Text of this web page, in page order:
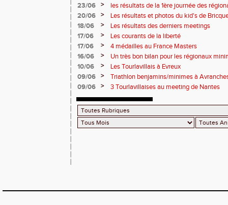
23/06
>
les résultats de la 1ère journée des
2 titres
20/06 >
Les résultats et photos du kid's de
18/06
>
Les résultats des derniers meetings
17/06
>
Les courants de la liberté
17/06
>
4 médailles au France Masters
16/06
>
Un très bon bilan pour les régionaux
10/06
>
Les Tourlavillais à Evreux
09/06
>
Triathlon benjamins/minimes à
09/06
> 3 Tourlavillaises au meeting de Nantes